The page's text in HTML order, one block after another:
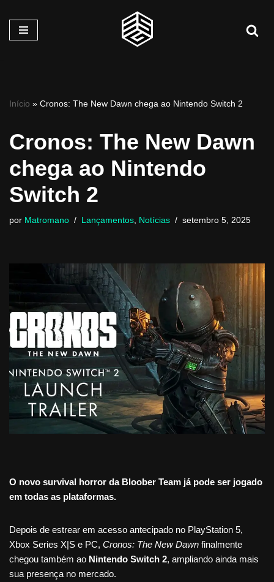
Pular
Início » Cronos: The New Dawn chega ao Nintendo Switch 2
Cronos: The New Dawn
chega ao Nintendo
Switch 2
por Matromano Lançamentos, Notícias setembro 5, 2025
O novo survival horror da Bloober Team já pode ser jogado
em todas as plataformas.
Depois de estrear em acesso antecipado no PlayStation 5,
Xbox Series X|S e PC, Cronos: The New Dawn finalmente
chegou também ao Nintendo Switch 2, ampliando ainda mais
sua presença no mercado.